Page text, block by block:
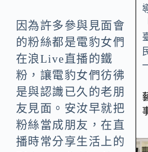
因為許多參與見面會
的粉絲都是電豹女們
在浪Live直播的鐵
粉，讓電豹女們彷彿
是與認識已久的老朋
友見面。安汝早就把
粉絲當成朋友，在直
播時常分享生活上的